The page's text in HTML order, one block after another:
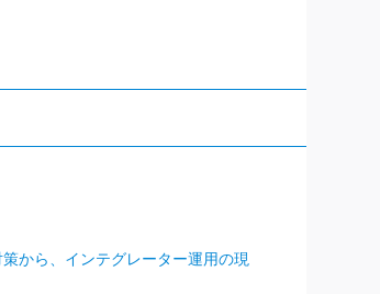
から、インテグレーター運用の現